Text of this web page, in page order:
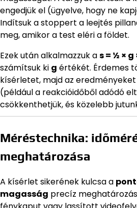
engedjük el (ügyelve, hogy ne
Indítsuk a stoppert a leejtés
meg, amikor a test eléri a földet.
Ezek után alkalmazzuk as = ½ × g
számítsuk ki g értékét. Érdemes
kísérletet, majd az
(például a reakcióidőből adódó
csökkenthetjük, és közelebb
Méréstechnika:
meghatározása
A kísérlet sikerének kulcsa a
magasság precíz